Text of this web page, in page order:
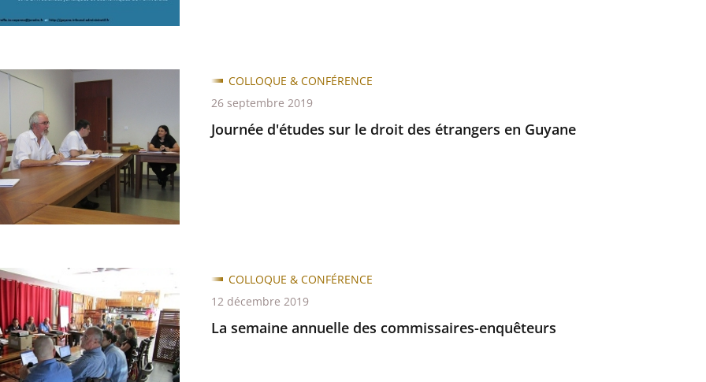
Journée d'études sur le droit des étrangers en Guyane
COLLOQUE & CONFÉRENCE
26 septembre 2019
La semaine annuelle des commissaires-enquêteurs
COLLOQUE & CONFÉRENCE
12 décembre 2019